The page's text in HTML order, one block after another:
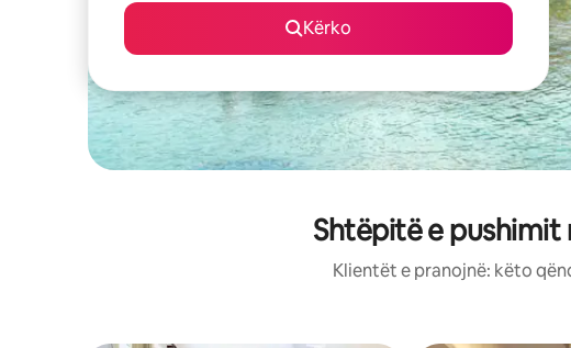
Kërko
Shtëpitë e pushimit
Klientët e pranojnë: këto